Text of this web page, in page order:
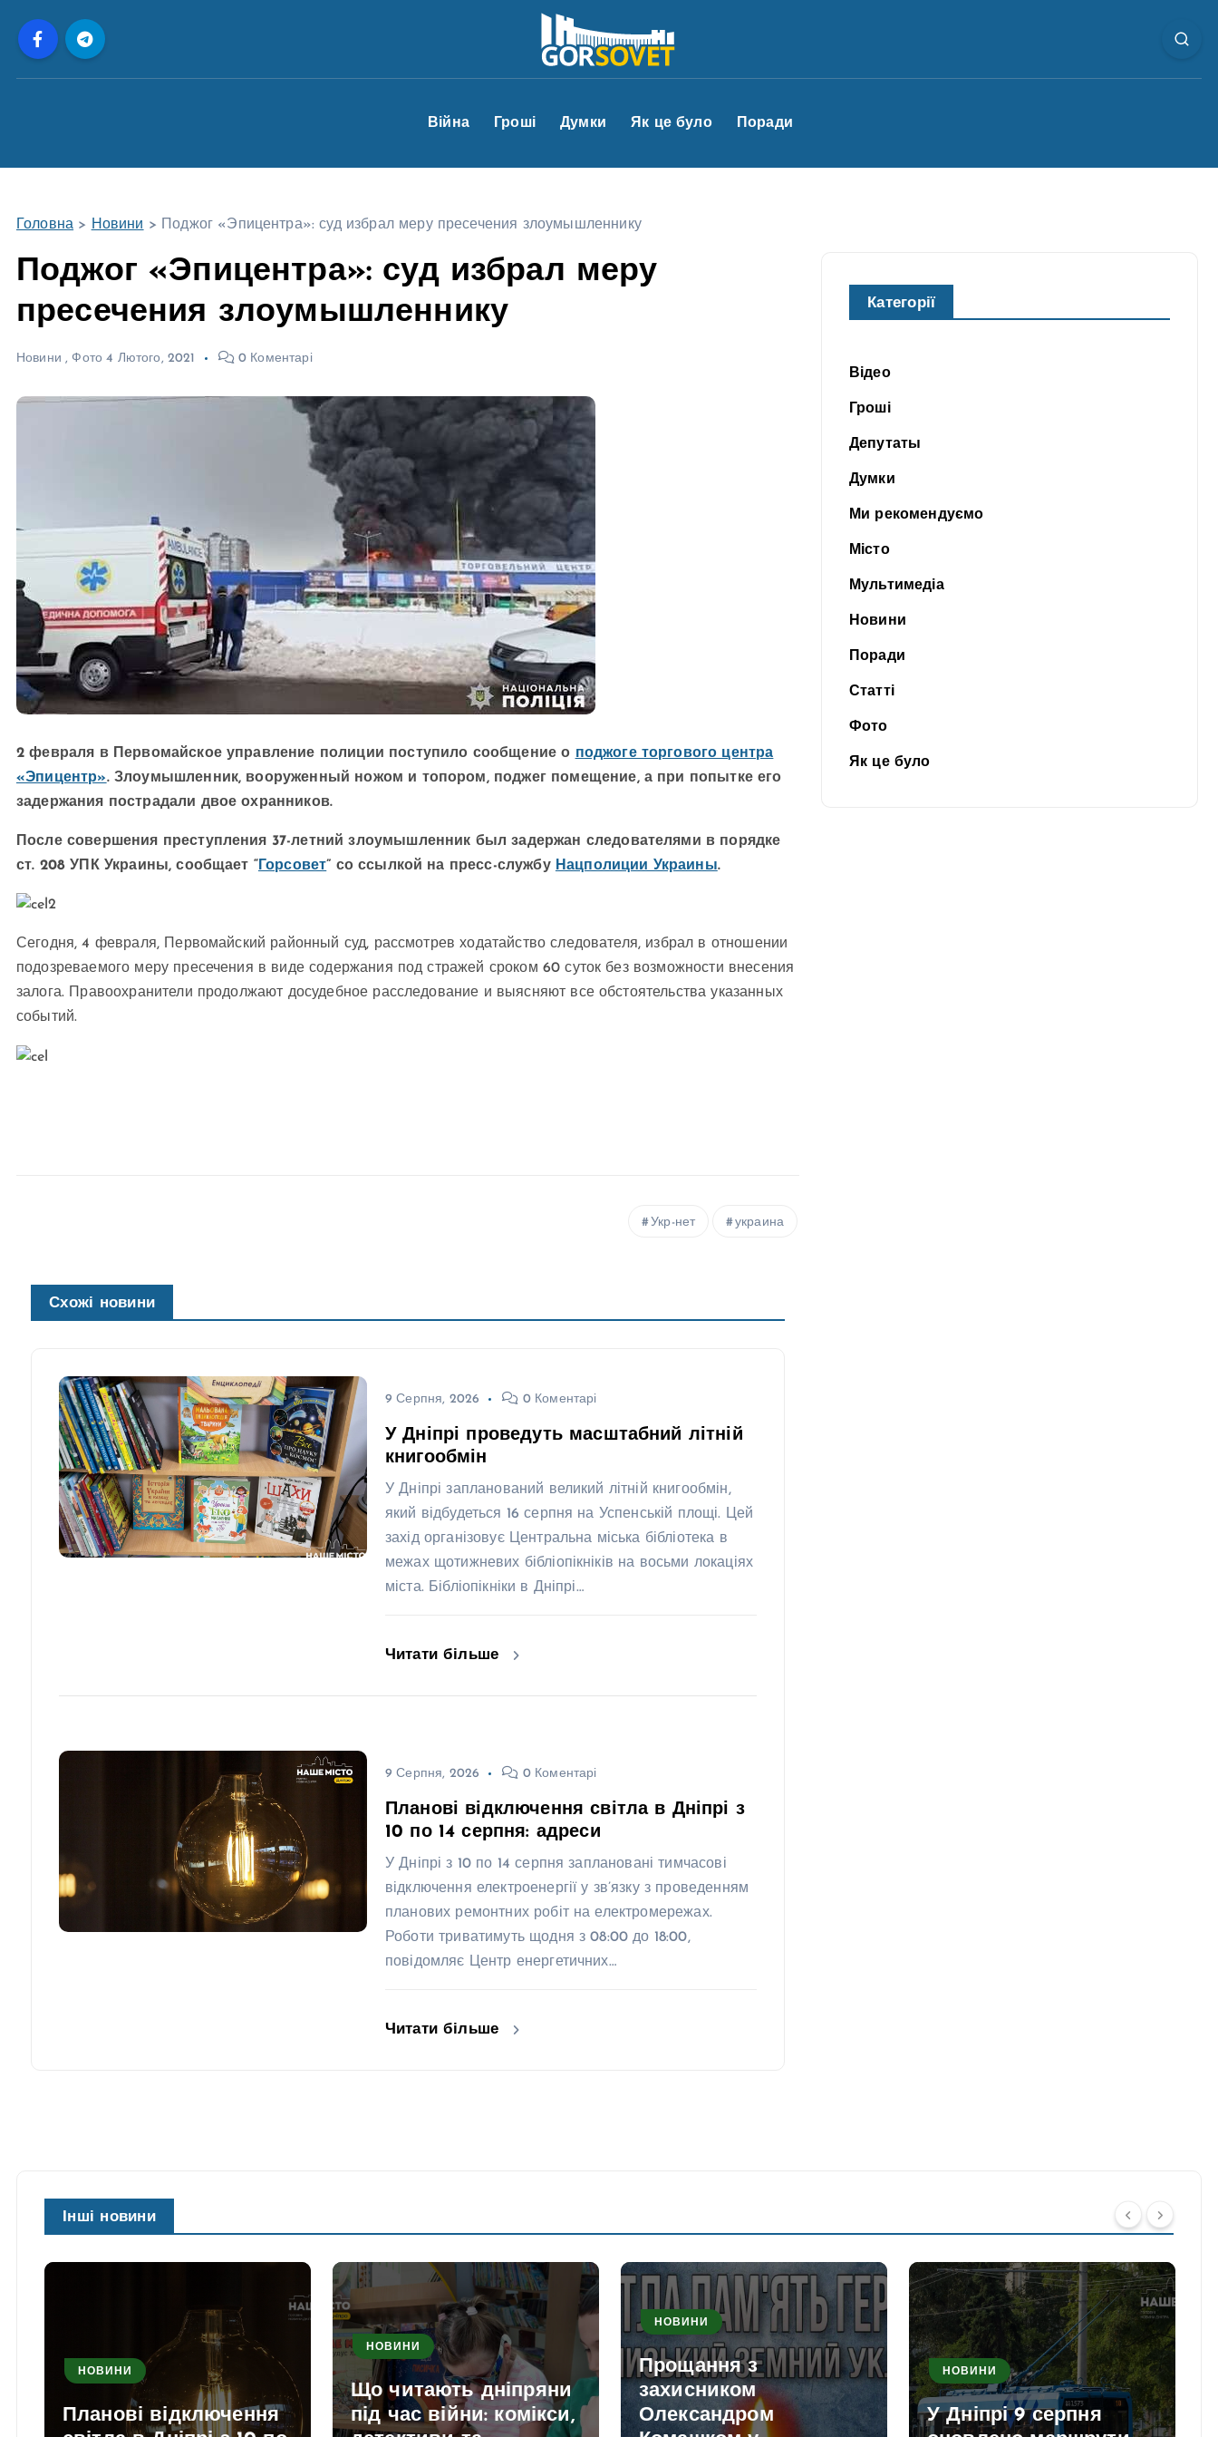
Війна Гроші Думки Як це було Поради
Головна > Новини > Поджог «Эпицентра»: суд избрал меру пресечения злоумышленнику
Поджог «Эпицентра»: суд избрал меру
пресечения злоумышленнику
Новини , Фото 4 Лютого, 2021 0 Коментарі
2 февраля в Первомайское управление полиции поступило сообщение о поджоге торгового центра
«Эпицентр». Злоумышленник, вооруженный ножом и топором, поджег помещение, а при попытке его
задержания пострадали двое охранников.
После совершения преступления 37-летний злоумышленник был задержан следователями в порядке
ст. 208 УПК Украины, сообщает “Горсовет” со ссылкой на пресс-службу Нацполиции Украины.
Сегодня, 4 февраля, Первомайский районный суд, рассмотрев ходатайство следователя, избрал в отношении
подозреваемого меру пресечения в виде содержания под стражей сроком 60 суток без возможности внесения
залога. Правоохранители продолжают досудебное расследование и выясняют все обстоятельства указанных
событий.
Укр-нет украина
Схожі новини
9 Серпня, 2026 0 Коментарі
У Дніпрі проведуть масштабний літній
книгообмін
У Дніпрі запланований великий літній книгообмін,
який відбудеться 16 серпня на Успенській площі. Цей
захід організовує Центральна міська бібліотека в
межах щотижневих бібліопікніків на восьми локаціях
міста. Бібліопікніки в Дніпрі…
Читати більше
9 Серпня, 2026 0 Коментарі
Планові відключення світла в Дніпрі з
10 по 14 серпня: адреси
У Дніпрі з 10 по 14 серпня заплановані тимчасові
відключення електроенергії у зв’язку з проведенням
планових ремонтних робіт на електромережах.
Роботи триватимуть щодня з 08:00 до 18:00,
повідомляє Центр енергетичних…
Читати більше
Категорії
Відео
Гроші
Депутаты
Думки
Ми рекомендуємо
Місто
Мультимедіа
Новини
Поради
Статті
Фото
Як це було
Інші новини
НОВИНИ
Планові відключення
НОВИНИ
Що читають дніпряни
під час війни: комікси,
НОВИНИ
Прощання з
захисником
Олександром
НОВИНИ
У Дніпрі 9 серпня